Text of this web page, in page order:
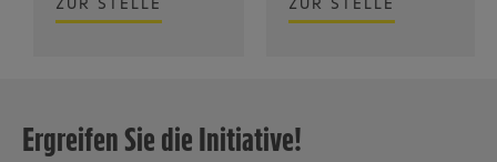
Ergreifen Sie die Initiative!